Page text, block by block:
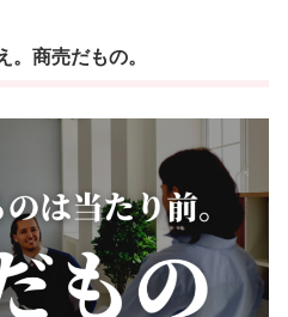
。商売だもの。